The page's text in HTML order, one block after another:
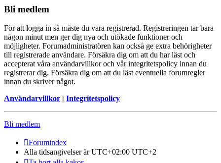
Bli medlem
För att logga in så måste du vara registrerad. Registreringen tar bara
någon minut men ger dig nya och utökade funktioner och
möjligheter. Forumadministratören kan också ge extra behörigheter
till registrerade användare. Försäkra dig om att du har läst och
accepterat våra användarvillkor och vår integritetspolicy innan du
registrerar dig. Försäkra dig om att du läst eventuella forumregler
innan du skriver något.
Användarvillkor | Integritetspolicy
Bli medlem
Forumindex
Alla tidsangivelser är UTC+02:00 UTC+2